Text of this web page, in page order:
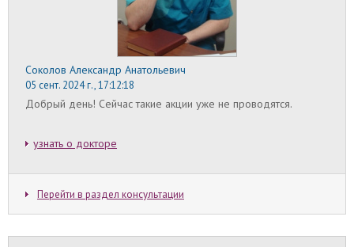
В процессе операции по увеличению груди
делается надрез по всем слоям кожи, поэтому
остаются шрамы. С учетом степени регенерации
кожного покрова в среднем в течение первого
года после маммопластики формируются шрамы.
Рубцы затягиваются, бледнеют, уплощаются, а их
состояние становится стабильным. В это время
можно приступать к процедурам по удалению
следов увеличения груди.
Увеличение груди в подростковом возрасте
увеличить грудь ребенку, учитывая высокую
увеличить грудь.
Соколов Александр Анатольевич
05 сент. 2024 г., 17:12:18
Добрый день! Сейчас такие акции уже не проводятся.
узнать о докторе
Перейти в раздел консультации